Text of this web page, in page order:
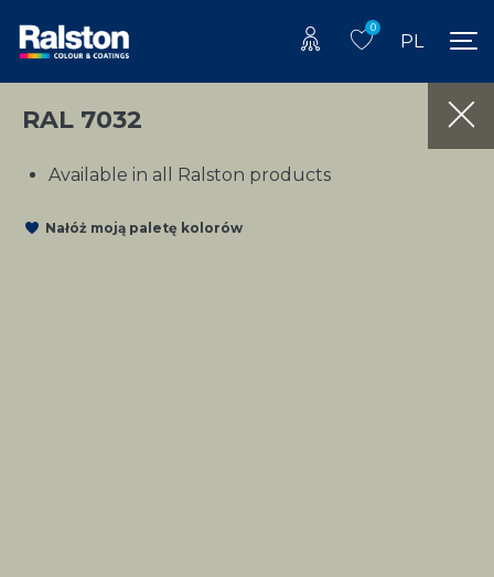
0
PL
RAL 7032
Available in all Ralston products
Nałóż moją paletę kolorów